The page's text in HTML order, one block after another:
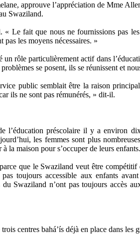
approuve l’appréciation de Mme
Swaziland.
Le fait que nous ne fournissions pas
pas les moyens nécessaires. »
rôle particulièrement actif dans
se posent, ils se réunissent et
public semblait être la raison
ils ne sont pas rémunérés, » dit-il.
l’éducation préscolaire il y a environ
les femmes sont plus
la maison pour s’occuper de leurs
que le Swaziland veut être
toujours accessible aux enfants
Swaziland n’ont pas toujours accès
centres bahá’ís déjà en place dans